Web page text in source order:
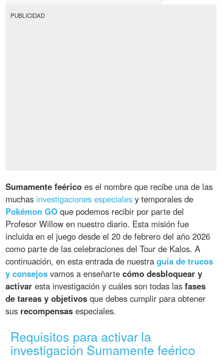
PUBLICIDAD
Sumamente feérico es el nombre que recibe una de las
muchas investigaciones especiales y temporales de
Pokémon GO que podemos recibir por parte del
Profesor Willow en nuestro diario. Esta misión fue
incluida en el juego desde el 20 de febrero del año 2026
como parte de las celebraciones del Tour de Kalos. A
continuación, en esta entrada de nuestraguía de trucos
y consejos vamos a enseñartecómo desbloquear y
activar esta investigación y cuáles son todas lasfases
de tareas y objetivos que debes cumplir para obtener
sus recompensas especiales.
Requisitos para activar la
investigación Sumamente feérico